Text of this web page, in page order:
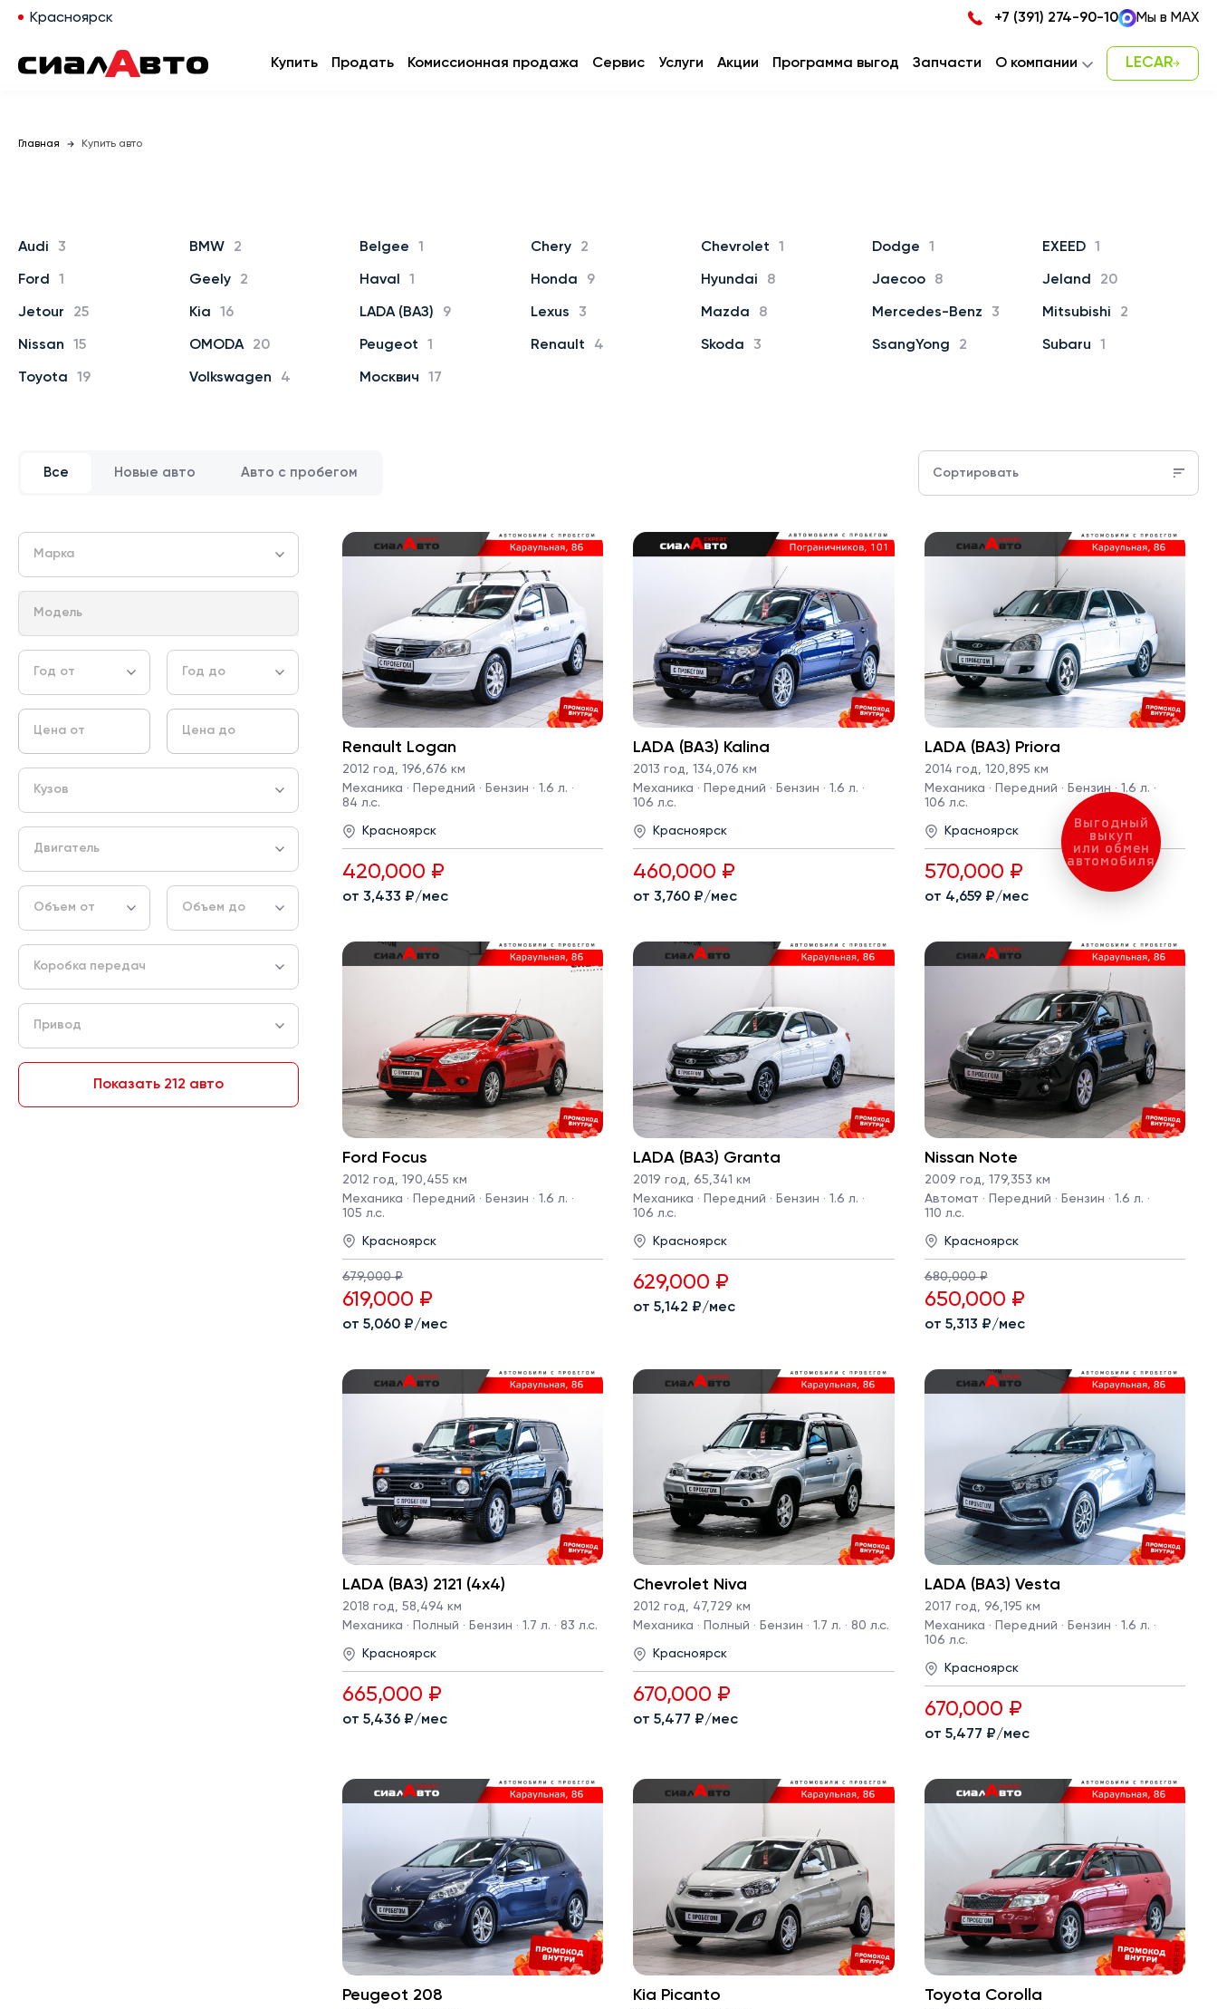
Красноярск +7 (391) 274-90-10 Мы в MAX
Купить Продать Комиссионная продажа Сервис Услуги Акции Программа выгод Запчасти О компании LECAR
Главная Купить авто
Audi 3 BMW 2 Belgee 1 Chery 2 Chevrolet 1 Dodge 1 EXEED 1
Ford 1 Geely 2 Haval 1 Honda 9 Hyundai 8 Jaecoo 8 Jeland 20
Jetour 25 Kia 16 LADA (ВАЗ) 9 Lexus 3 Mazda 8 Mercedes-Benz 3 Mitsubishi 2
Nissan 15 OMODA 20 Peugeot 1 Renault 4 Skoda 3 SsangYong 2 Subaru 1
Toyota 19 Volkswagen 4 Москвич 17
Все Новые авто Авто с пробегом Сортировать
Марка
Модель
Год от Год до
Цена от Цена до
Кузов
Двигатель
Объем от Объем до
Коробка передач
Привод
Показать 212 авто
Renault Logan
2012 год, 196,676 км
Механика · Передний · Бензин · 1.6 л. ·
84 л.с.
Красноярск
420,000 ₽
от 3,433 ₽/мес
LADA (ВАЗ) Kalina
2013 год, 134,076 км
Механика · Передний · Бензин · 1.6 л. ·
106 л.с.
Красноярск
460,000 ₽
от 3,760 ₽/мес
LADA (ВАЗ) Priora
2014 год, 120,895 км
Механика · Передний · Бензин · 1.6 л. ·
106 л.с.
Красноярск
570,000 ₽
от 4,659 ₽/мес
Ford Focus
2012 год
190,455 км
Механика · Передний · Бензин · 1.6 л. ·
105 л.с.
Красноярск
679,000 ₽
619,000 ₽
от 5,060 ₽/мес
LADA (ВАЗ) Granta
2019 год
65,341 км
Механика · Передний · Бензин · 1.6 л. ·
106 л.с.
Красноярск
629,000 ₽
от 5,142 ₽/мес
Nissan Note
2009 год
179,353 км
Автомат · Передний · Бензин · 1.6 л. ·
110 л.с.
Красноярск
680,000 ₽
650,000 ₽
от 5,313 ₽/мес
LADA (ВАЗ) 2121 (4x4)
2018 год, 58,494 км
Механика · Полный · Бензин · 1.7 л. · 83 л.с.
Красноярск
665,000 ₽
от 5,436 ₽/мес
Chevrolet Niva
2012 год, 47,729 км
Механика · Полный · Бензин · 1.7 л. · 80 л.с.
Красноярск
670,000 ₽
от 5,477 ₽/мес
LADA (ВАЗ) Vesta
2017 год, 96,195 км
Механика · Передний · Бензин · 1.6 л. ·
106 л.с.
Красноярск
670,000 ₽
от 5,477 ₽/мес
Peugeot 208 Kia Picanto Toyota Corolla
Выгодный
выкуп
или обмен
автомобиля